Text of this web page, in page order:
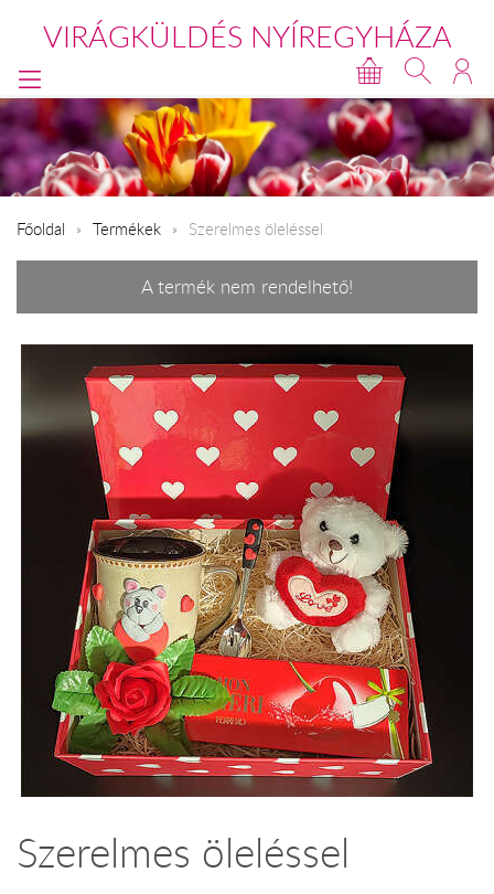
VIRÁGKÜLDÉS NYÍREGYHÁZA
Főoldal Termékek Szerelmes öleléssel
A termék nem rendelhető!
Szerelmes öleléssel